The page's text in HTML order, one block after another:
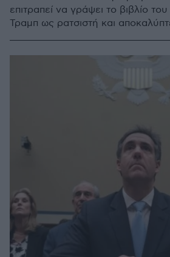
επιτραπεί να γράψει το βιβλίο
Τραμπ ως ρατσιστή και